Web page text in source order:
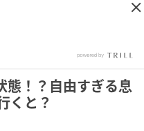
態！？自由すぎる息
くと？